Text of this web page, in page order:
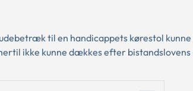
til en handicappets kørestol
ikke kunne dækkes efter bistandslovens